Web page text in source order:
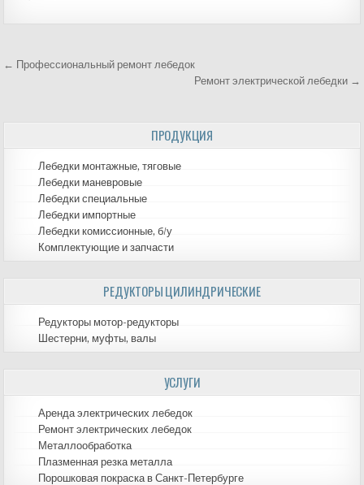
ПРОДУКЦИЯ
Лебедки монтажные, тяговые
Лебедки маневровые
Лебедки специальные
Лебедки импортные
Лебедки комиссионные, б/у
Комплектующие и запчасти
РЕДУКТОРЫ ЦИЛИНДРИЧЕСКИЕ
Редукторы мотор-редукторы
Шестерни, муфты, валы
УСЛУГИ
Аренда электрических лебедок
Ремонт электрических лебедок
Металлообработка
Плазменная резка металла
Порошковая покраска в Санкт-Петербурге
Навигация
← Профессиональный ремонт лебедок
Ремонт электрической лебедки →